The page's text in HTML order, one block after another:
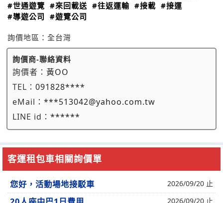
#世通遊覽 #來回載送 #往返運輸 #接載 #接運
#導遊公司 #遊覽公司
詢價地區： 全台灣
詢價商-聯絡資料
詢價者： 黃OO
TEL： 091828****
eMail： ***513042@yahoo.com.tw
LINE id： ******
客運租包車相關詢價單
您好，活動場地接駁車 2026/09/20 止
2026/09/20 止